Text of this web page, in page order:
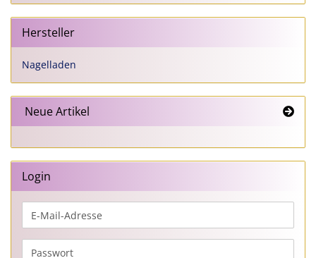
Hersteller
Nagelladen
Neue Artikel
Login
E-
Mail-
Adresse
Passwort